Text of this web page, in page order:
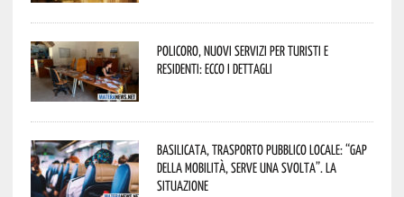
Policoro, nuovi servizi per turisti e
residenti: ecco i dettagli
Basilicata, trasporto pubblico locale: “Gap
della mobilità, serve una svolta”. La
situazione